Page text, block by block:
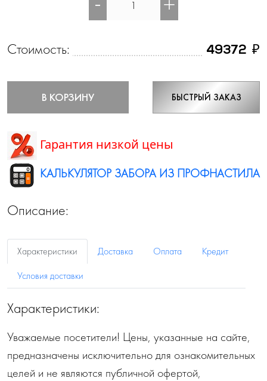
Стоимость: 49372 ₽
В КОРЗИНУ БЫСТРЫЙ ЗАКАЗ
Гарантия низкой цены
КАЛЬКУЛЯТОР ЗАБОРА ИЗ ПРОФНАСТИЛА
Описание:
Характеристики Доставка Оплата
Кредит
Условия доставки
Характеристики:
Уважаемые посетители! Цены, указанные на сайте,
предназначены исключительно для ознакомительных
целей и не являются публичной офертой,